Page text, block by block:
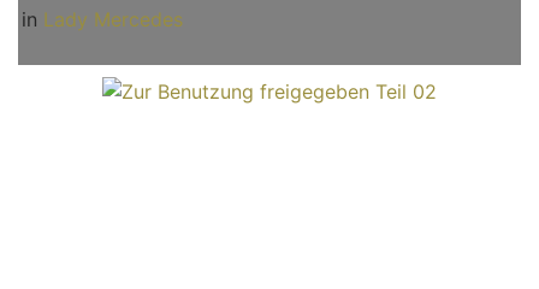
in Lady Mercedes